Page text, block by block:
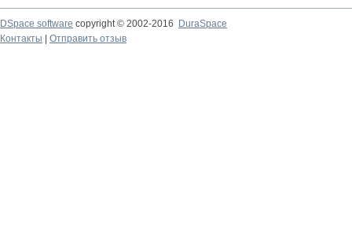
DSpace software copyright © 2002-2016
DuraSpace
Контакты
Отправить отзыв